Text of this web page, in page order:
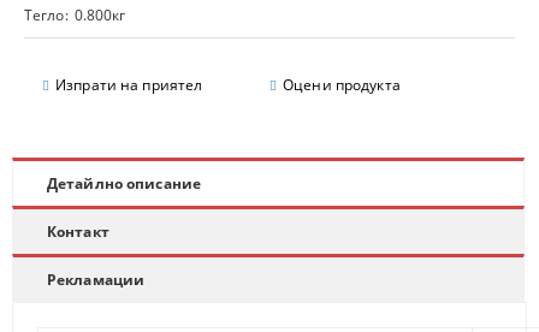
Тегло: 0.800кг
Изпрати на приятел Оцени продукта
Детайлно описание
Контакт
Рекламации